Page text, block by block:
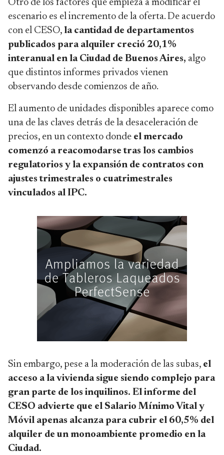
Otro de los factores que empieza a modificar el
escenario es el incremento de la oferta. De acuerdo
con el CESO, la cantidad de departamentos
publicados para alquiler creció 20,1%
interanual en la Ciudad de Buenos Aires, algo
que distintos informes privados vienen
observando desde comienzos de año.
El aumento de unidades disponibles aparece como
una de las claves detrás de la desaceleración de
precios, en un contexto donde el mercado
comenzó a reacomodarse tras los cambios
regulatorios y la expansión de contratos con
ajustes trimestrales o cuatrimestrales
vinculados al IPC.
Sin embargo, pese a la moderación de las subas, el
acceso a la vivienda sigue siendo complejo para
gran parte de los inquilinos. El informe del
CESO advierte que el Salario Mínimo Vital y
Móvil apenas alcanza para cubrir el 60,5% del
alquiler de un monoambiente promedio en la
Ciudad.